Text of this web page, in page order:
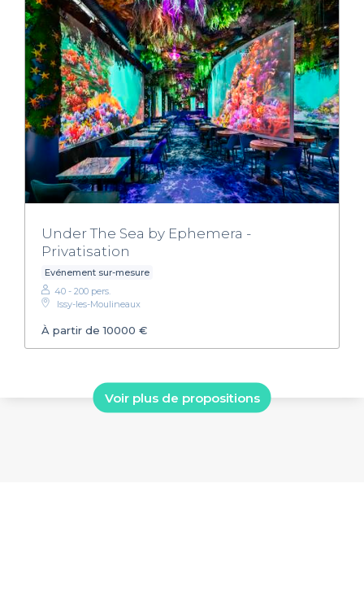
Under The Sea by Ephemera -
Privatisation
Evénement sur-mesure
40 - 200 pers.
Issy-les-Moulineaux
À partir de 10000 €
Voir plus de propositions